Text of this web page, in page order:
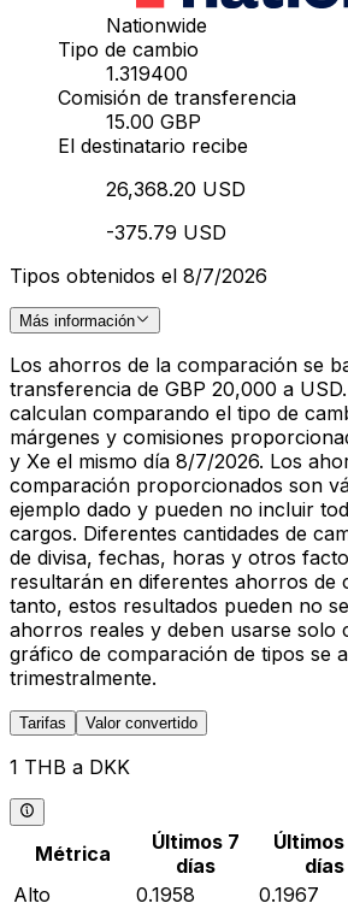
Nationwide
Tipo de cambio
1.319400
Comisión de transferencia
15.00 GBP
El destinatario recibe
26,368.20 USD
-375.79 USD
Tipos obtenidos el 8/7/2026
Más información
Los ahorros de la comparación se
transferencia de GBP 20,000 a
calculan comparando el tipo de
márgenes y comisiones
y Xe el mismo día 8/7/2026. Los
comparación proporcionados son
ejemplo dado y pueden no incluir
cargos. Diferentes cantidades de
de divisa, fechas, horas y otros
resultarán en diferentes ahorros de
tanto, estos resultados pueden no
ahorros reales y deben usarse solo
gráfico de comparación de tipos se
trimestralmente.
Tarifas Valor convertido
1 THB a DKK
Métrica
Últimos 7
días
días
Alto
0.1958 0.1967